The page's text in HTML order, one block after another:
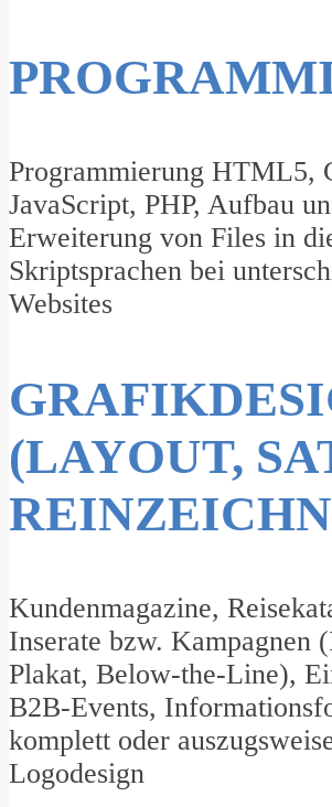
Programmierung HTML5,
JavaScript, PHP, Aufbau
Erweiterung von Files in
Skriptsprachen bei
Websites
(LAYOUT,
Kundenmagazine,
Inserate bzw. Kampagnen
Plakat, Below-the-Line),
B2B-Events,
komplett oder
Logodesign